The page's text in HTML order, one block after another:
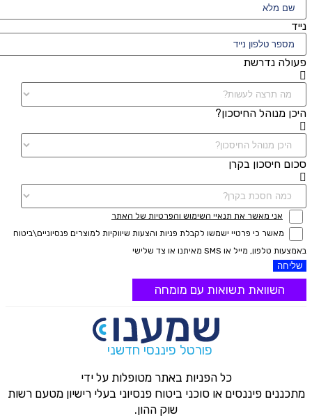
נייד
פעולה נדרשת
היכן מנוהל החיסכון?
סכום חיסכון בקרן
אני מאשר את תנאיי השימוש והפרטיות של האתר
מאשר כי פרטיי ישמשו לקבלת פניות והצעות שיווקיות למוצרים פנסיוניים\ביטוח
באמצעות טלפון, מייל או SMS מאיתנו או צד שלישי
שליחה
השוואת תשואות עם מומחה
פורטל פיננסי חדשני
כל הפניות באתר מטופלות על ידי
מתכננים פיננסים או סוכני ביטוח פנסיוני בעלי רישיון מטעם רשות
שוק ההון.